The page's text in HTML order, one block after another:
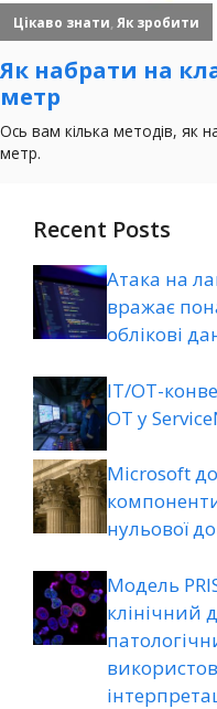
Recent Posts
Атака на
вражає
облікові
ІТ/ОТ-
ОТ у
Microsoft
нульової
Модель
клінічний